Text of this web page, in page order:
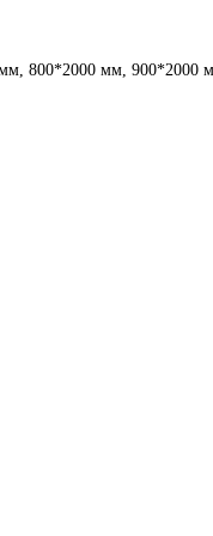
800*2000 мм, 900*2000